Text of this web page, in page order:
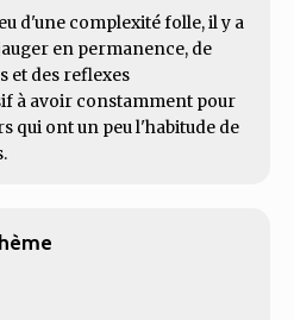
d'une complexité folle, il y a
en permanence, de
et des reflexes
à avoir constamment pour
qui ont un peu l'habitude de